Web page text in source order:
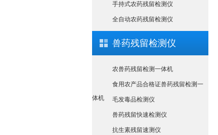
手持式农药残留检测仪
全自动农药残留检测仪
兽药残留检测仪
农兽药残留检测一体机
食用农产品合格证兽药残留检测一
体机 毛发毒品检测仪
兽药残留快速检测仪
抗生素残留速测仪